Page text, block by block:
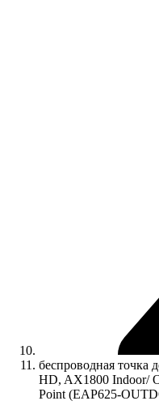
беспроводная точка
HD, AX1800 Indoor/
Point (EAP625-